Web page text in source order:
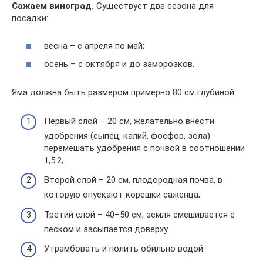
Сажаем виноград. Существует два сезона для
посадки:
весна – с апреля по май;
осень – с октября и до заморозков.
Яма должна быть размером примерно 80 см глубиной.
Первый слой – 20 см, желательно внести
удобрения (сыпец, калий, фосфор, зола)
перемешать удобрения с почвой в соотношении
1,5:2;
Второй слой – 20 см, плодородная почва, в
которую опускают корешки саженца;
Третий слой – 40–50 см, земля смешивается с
песком и засыпается доверху.
Утрамбовать и полить обильно водой.